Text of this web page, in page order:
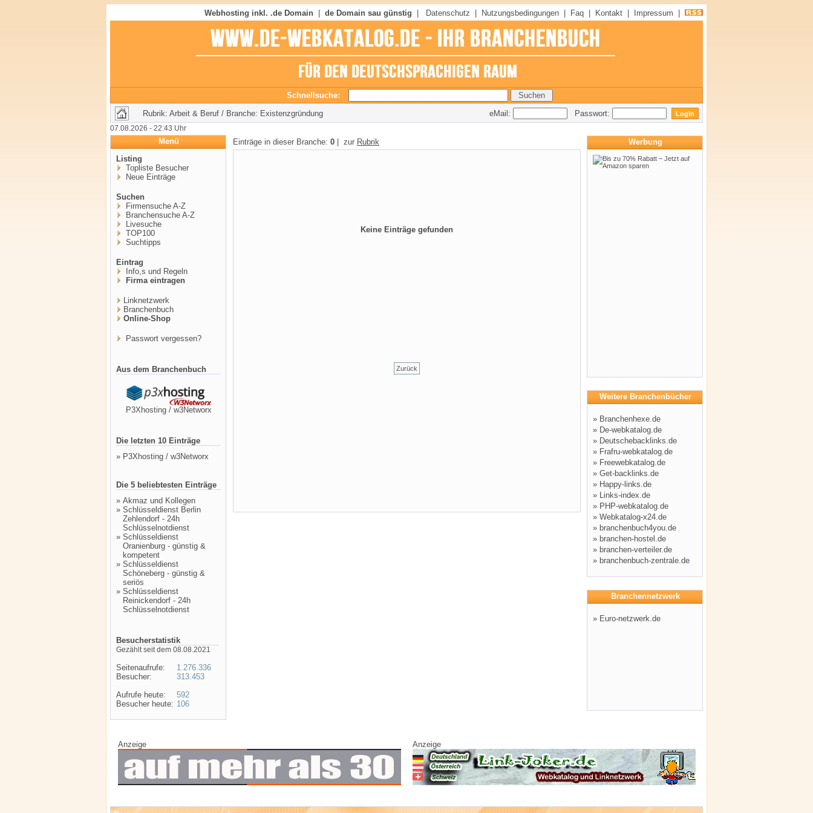
Webhosting inkl. .de Domain de Domain sau günstig Datenschutz Nutzungsbedingungen Faq Kontakt Impressum
Schnellsuche:
Rubrik: Arbeit & Beruf / Branche: Existenzgründung
eMail: Passwort:
07.08.2026 - 22:43 Uhr
Menü
Listing
Topliste Besucher
Neue Einträge
Suchen
Firmensuche A-Z
Branchensuche A-Z
Livesuche
TOP100
Suchtipps
Eintrag
Info,s und Regeln
Firma eintragen
Linknetzwerk
Branchenbuch
Online-Shop
Passwort vergessen?
Aus dem Branchenbuch
P3Xhosting / w3Networx
Die letzten 10 Einträge
» P3Xhosting / w3Networx
Die 5 beliebtesten Einträge
» Akmaz und Kollegen
» Schlüsseldienst Berlin
Zehlendorf - 24h
Schlüsselnotdienst
» Schlüsseldienst
Oranienburg - günstig &
kompetent
» Schlüsseldienst
Schöneberg - günstig &
seriös
» Schlüsseldienst
Reinickendorf - 24h
Schlüsselnotdienst
Besucherstatistik
Gezählt seit dem 08.08.2021
Seitenaufrufe:
Besucher:
Aufrufe heute:
Besucher heute:
1.276.336
313.453
592
106
Einträge in dieser Branche: 0 | zur Rubrik
Keine Einträge gefunden
Zurück
Werbung
Weitere Branchenbücher
» Branchenhexe.de
» De-webkatalog.de
» Deutschebacklinks.de
» Frafru-webkatalog.de
» Freewebkatalog.de
» Get-backlinks.de
» Happy-links.de
» Links-index.de
» PHP-webkatalog.de
» Webkatalog-x24.de
» branchenbuch4you.de
» branchen-hostel.de
» branchen-verteiler.de
» branchenbuch-zentrale.de
Branchennetzwerk
» Euro-netzwerk.de
Anzeige Anzeige